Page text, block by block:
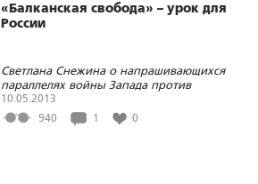
«Балканская свобода» – урок для
России
Светлана Снежина о напрашивающихся
параллелях войны Запада против
Сербии, Белоруссии и России
10.05.2013
940
1 0